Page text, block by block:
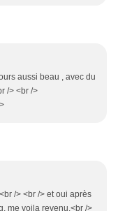
aussi beau , avec du
/> <br />
/> <br /> et oui après
me voila revenu.<br />